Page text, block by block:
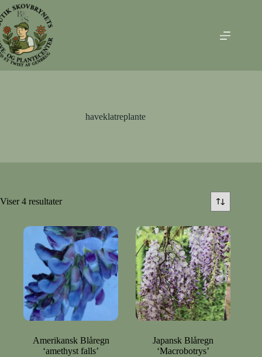
Fortsæt
til
indhold
haveklatreplante
Viser 4 resultater
Amerikansk Blåregn
‘amethyst falls’
Japansk Blåregn
‘Macrobotrys’